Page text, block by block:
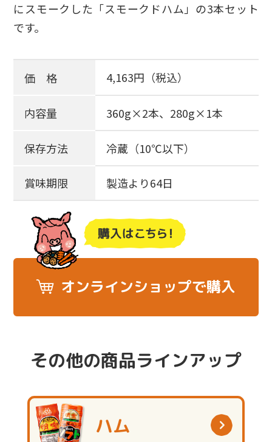
にスモークした「スモークドハム」の3本セット
です。
価 格 4,163円（税込）
内容量 360g×2本、280g×1本
保存方法 冷蔵（10℃以下）
賞味期限 製造より64日
オンラインショップで購入
その他の商品ラインアップ
ハム